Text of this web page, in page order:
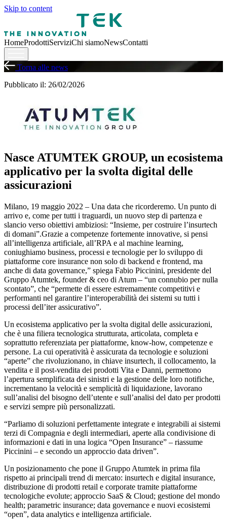
Skip to content
HomeProdottiServiziChi siamoNewsContatti
Torna alle news
Pubblicato il: 26/02/2026
Nasce ATUMTEK GROUP, un ecosistema
applicativo per la svolta digital delle
assicurazioni
Milano, 19 maggio 2022 – Una data che ricorderemo. Un punto di
arrivo e, come per tutti i traguardi, un nuovo step di partenza e
slancio verso obiettivi ambiziosi: “Insieme, per costruire l’insurtech
di domani”.Grazie a competenze fortemente innovative, si pensi
all’intelligenza artificiale, all’RPA e al machine learning,
coniughiamo business, processi e tecnologie per lo sviluppo di
piattaforme core insurance non solo di backend e frontend, ma
anche di data governance,” spiega Fabio Piccinini, presidente del
Gruppo Atumtek, founder & ceo di Atum – “un connubio per nulla
scontato”, che “permette di essere estremamente competitivi e
performanti nel garantire l’interoperabilità dei sistemi su tutti i
processi dell’iter assicurativo”.
Un ecosistema applicativo per la svolta digital delle assicurazioni,
che è una filiera tecnologica strutturata, articolata, completa e
soprattutto referenziata per piattaforme, know-how, competenze e
persone. La cui operatività è assicurata da tecnologie e soluzioni
“aperte” che rivoluzionano, in chiave insurtech, il collocamento, la
vendita e il post-vendita dei prodotti Vita e Danni, permettono
l’apertura semplificata dei sinistri e la gestione delle loro notifiche,
incrementano la velocità e semplicità di liquidazione, lavorano
sull’analisi del bisogno dell’utente e sull’analisi del dato per prodotti
e servizi sempre più personalizzati.
“Parliamo di soluzioni perfettamente integrate e integrabili ai sistemi
terzi di Compagnia e degli intermediari, aperte alla condivisione di
informazioni e dati in una logica “Open Insurance” – riassume
Piccinini – e secondo un approccio data driven”.
Un posizionamento che pone il Gruppo Atumtek in prima fila
rispetto ai principali trend di mercato: insurtech e digital insurance,
distribuzione di prodotti retail e corporate tramite piattaforme
tecnologiche evolute; approccio SaaS & Cloud; gestione del mondo
health; parametric insurance; data governance e nuovi ecosistemi
“open”, data analytics e intelligenza artificiale.